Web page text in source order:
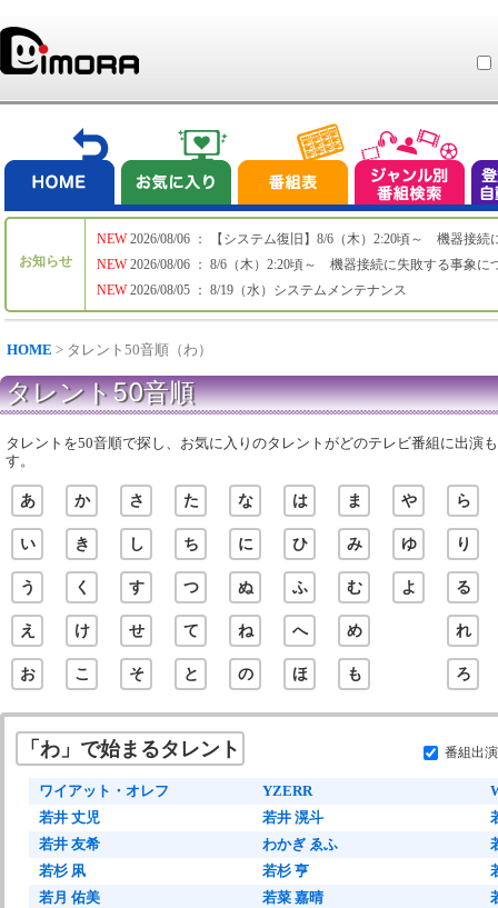
お知らせ
NEW
NEW
NEW
2026/08/06 ： 【システム復旧】8/6（木）2:20頃～ 機器接続
2026/08/06 ： 8/6（木）2:20頃～ 機器接続に失敗する事象に
2026/08/05 ： 8/19（水）システムメンテナンス
HOME > タレント50音順（わ）
タレント50音順
タレントを50音順で探し、お気に入りのタレントがどのテレビ番組に出演
す。
あ か さ た な は ま や ら
い き し ち に ひ み ゆ り
う く す つ ぬ ふ む よ る
え け せ て ね へ め れ
お こ そ と の ほ も ろ
「わ」で始まるタレント 番組出
ワイアット・オレフ YZERR
若井 丈児
若井 滉斗
若井 友希
わかぎ ゑふ
若杉 凩
若杉 亨
若月 佑美
若菜 嘉晴